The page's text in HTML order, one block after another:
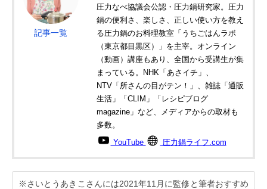
記事一覧
圧力なべ協議会公認・圧力鍋研究家。圧力
鍋の便利さ、楽しさ、正しい使い方を教え
る圧力鍋のお料理教室「うちごはんラボ
（東京都目黒区）」を主宰。オンライン
（動画）講座もあり、全国から受講生が集
まっている。NHK「あさイチ」、
NTV「所さんの目がテン！」、雑誌「通販
生活」「CLIM」「レシピブログ
magazine」など、メディアからの取材も
多数。
YouTube 圧力鍋ライフ.com
※さいとうあきこさんには2021年11月に監修と筆者おすすめ